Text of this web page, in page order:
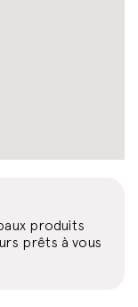
produits
prêts à vous